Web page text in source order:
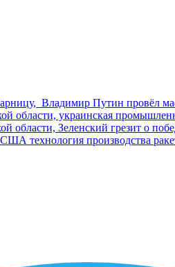
Владимир Путин провёл
украинская
области, Зеленский грезит о
технология производства